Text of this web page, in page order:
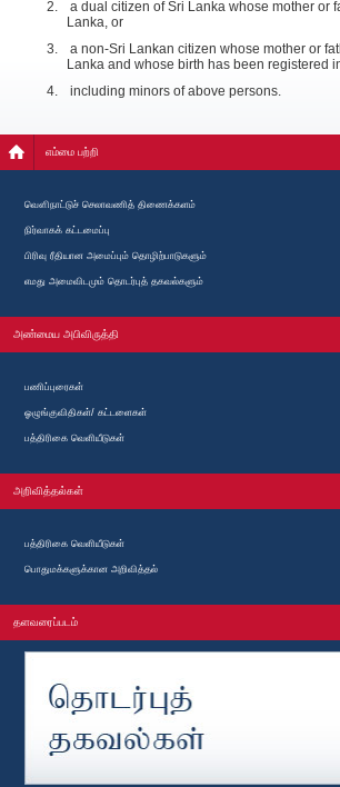
a dual citizen of Sri Lanka whose mother or
Lanka, or
a non-Sri Lankan citizen whose mother or
Lanka and whose birth has been registered
including minors of above persons.
எம்மை பற்றி
வௌிநாட்டுச் செலாவணித் திணைக்களம்
நிர்வாகக் கட்டமைப்பு
பிரிவு ரீதியான அமைப்பும் தொழிற்பாடுகளும்
எமது அமைவிடமும் தொடர்புத் தகவல்களும்
அண்மைய அபிவிருத்தி
பணிப்புரைகள்
ஓழுங்குவிதிகள்/ கட்டளைகள்
பத்திரிகை வெளியீடுகள்
அறிவித்தல்கள்
பத்திரிகை வெளியீடுகள்
பொதுமக்களுக்கான அறிவித்தல்
தளவரைப்படம்